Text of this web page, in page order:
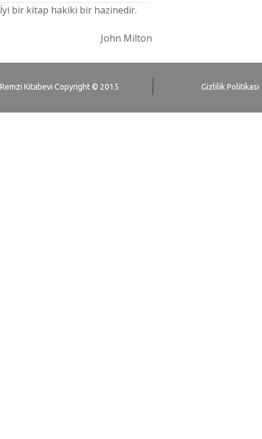
İyi bir kitap hakiki bir hazinedir.
John Milton
Remzi Kitabevi Copyright © 2015 Gizlilik Politikası